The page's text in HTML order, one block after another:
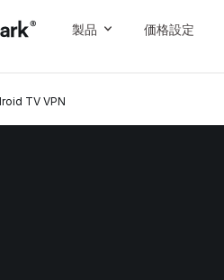
製品 価格設定
TV VPN